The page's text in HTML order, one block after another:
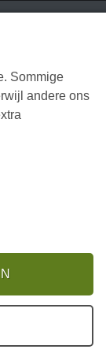
Sommige
andere ons